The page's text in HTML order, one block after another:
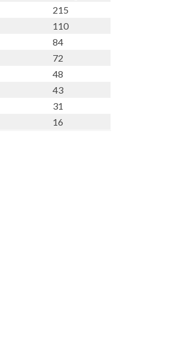
215
110
84
72
48
43
31
16